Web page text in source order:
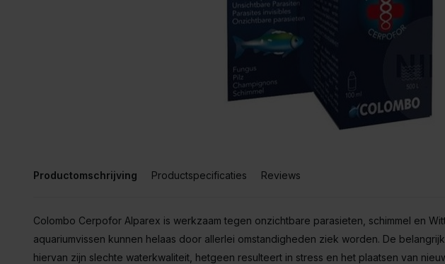
Productomschrijving Productspecificaties Reviews
Colombo Cerpofor Alparex is werkzaam tegen onzichtbare parasieten, schimmel en
aquariumvissen kunnen helaas door allerlei omstandigheden ziek worden. De
hiervan zijn slechte waterkwaliteit, hetgeen resulteert in stress en het plaatsen van